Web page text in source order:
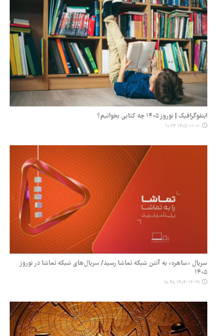
اینفوگرافیک | نوروز ۱۴۰۵ چه کتابی بخوانیم؟
۱۴۰۵-۰۱-۰۱ ۱۰:۲۴
سریال «ساهره» به آنتن شبکه تماشا رسید/ سریال‌های شبکه تماشا در نوروز
۱۴۰۵
۱۴۰۴-۱۲-۲۹ ۱۸:۴۸